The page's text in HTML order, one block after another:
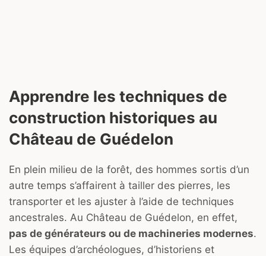
Apprendre les techniques de
construction historiques au
Château de Guédelon
En plein milieu de la forêt, des hommes sortis d’un
autre temps s’affairent à tailler des pierres, les
transporter et les ajuster à l’aide de techniques
ancestrales. Au Château de Guédelon, en effet,
pas de générateurs ou de machineries modernes.
Les équipes d’archéologues, d’historiens et